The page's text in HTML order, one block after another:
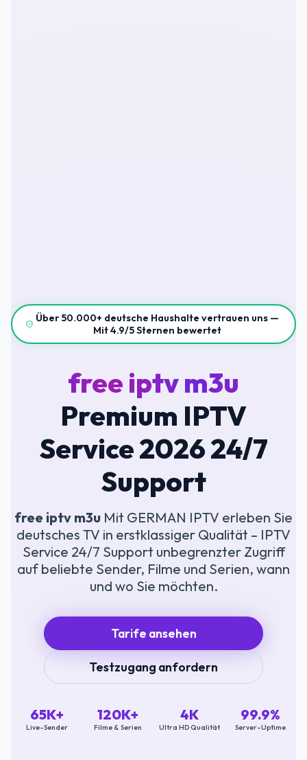
Über 50.000+ deutsche Haushalte vertrauen uns —
Mit 4.9/5 Sternen bewertet
free iptv m3u
Premium IPTV
Service 2026 24/7
Support
free iptv m3u Mit GERMAN IPTV erleben Sie
deutsches TV in erstklassiger Qualität – IPTV
Service 24/7 Support unbegrenzter Zugriff
auf beliebte Sender, Filme und Serien, wann
und wo Sie möchten.
Tarife ansehen
Testzugang anfordern
65K+
Live-Sender
120K+
Filme & Serien
4K
Ultra HD Qualität
99.9%
Server-Uptime